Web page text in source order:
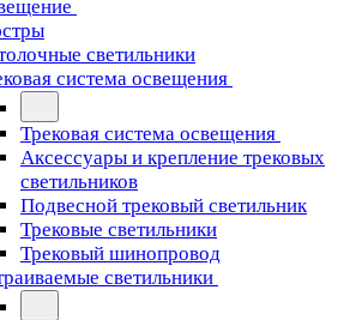
светильники
система освещения
Трековая система освещения
Аксессуары и крепление трековых
светильников
Подвесной трековый светильник
Трековые светильники
Трековый шинопровод
светильники